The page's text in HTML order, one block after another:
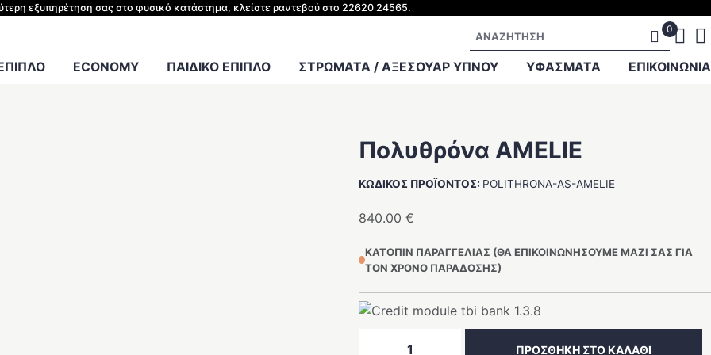
εξυπηρέτηση σας στο φυσικό κατάστημα, κλείστε ραντεβού στο 22620 24565.
Αναζήτηση
ECONOMY ΠΑΙΔΙΚΟ ΕΠΙΠΛΟ ΣΤΡΩΜΑΤΑ / ΑΞΕΣΟΥΑΡ ΥΠΝΟΥ
ΚΡΕΒΑΤΙΟΥ
ΥΦΑΣΜΑΤΑ ΕΠΙΚΟΙΝΩΝΊΑ
Πολυθρόνα AMELIE
ΚΩΔΙΚΌΣ ΠΡΟΪΌΝΤΟΣ: POLITHRONA-AS-AMELIE
840.00€
ΚΑΤΌΠΙΝ ΠΑΡΑΓΓΕΛΊΑΣ (ΘΑ ΕΠΙΚΟΙΝΩΝΉΣΟΥΜΕ ΜΑΖΊ ΣΑΣ ΓΙΑ
ΤΟΝ ΧΡΌΝΟ ΠΑΡΆΔΟΣΗΣ)
ΠΡΟΣΘΉΚΗ ΣΤΟ ΚΑΛΆΘΙ